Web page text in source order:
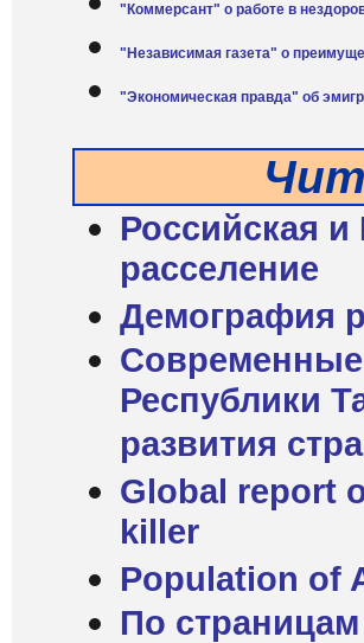
"Коммерсант" о работе в
"Независимая газета" о
"Экономическая правда" об
Российская
расселение
Демография
Республики
развития
Global report
killer
Population of
По